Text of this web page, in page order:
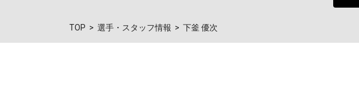
TOP 選手・スタッフ情報 下釜 優次